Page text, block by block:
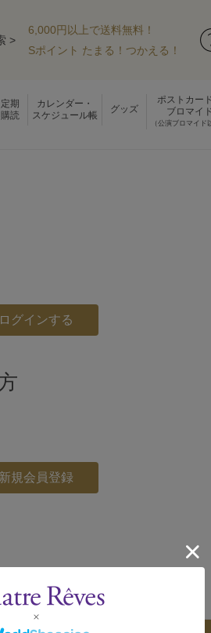
>
6,000円以上で送料無料！
Sポイント たまる！つかえる！
定期
購読
カレンダー・
スケジュール帳
グッズ
ポストカー
ブロマイド
（公演ブロマイド